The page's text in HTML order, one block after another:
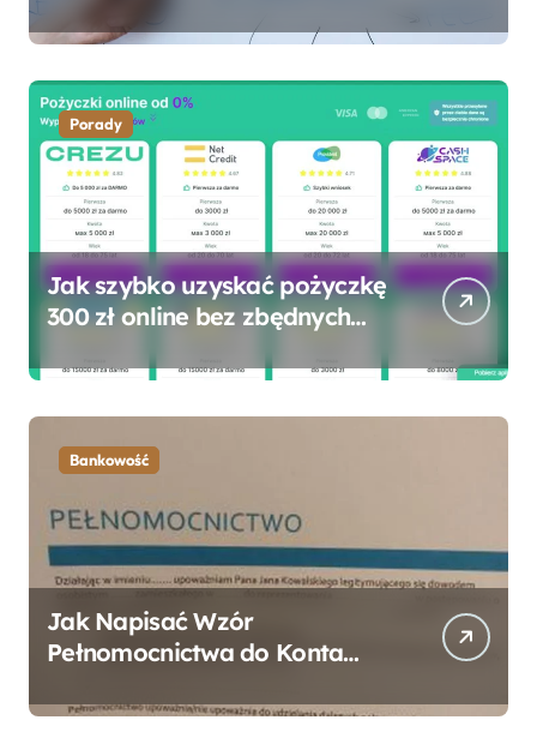
Porady
Jak szybko uzyskać pożyczkę
300 zł online bez zbędnych
Bankowość
Jak Napisać Wzór
Pełnomocnictwa do Konta
Przewodnik